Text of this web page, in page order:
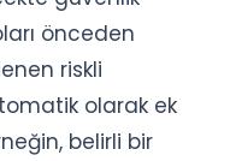
önceden
riskli
olarak ek
belirli bir